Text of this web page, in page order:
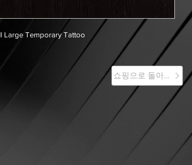
Large Temporary Tattoo
쇼핑으로 돌아가기